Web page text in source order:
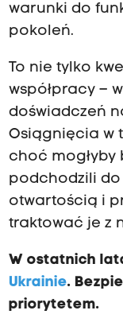
warunki do
pokoleń.
To nie tylko
współpracy –
doświadczeń
Osiągnięcia w
choć mogłyby
podchodzili do
otwartością i
traktować je z
W ostatnich
Ukrainie.
priorytetem.